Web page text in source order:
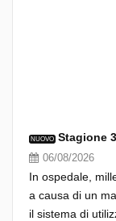
NUOVO Stagione
06/08/2026
In ospedale,
a causa di un
il sistema di